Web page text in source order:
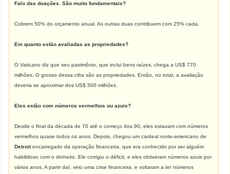
Falo das doações. São muito fundamentais?
Cobrem 50% do orçamento anual. As outras duas contribuem com 25% cada.
Em quanto estão avaliadas as propriedades?
O Vaticano diz que seu patrimônio, que inclui bens raízes, chega a US$ 770
milhões. O grosso dessa cifra são as propriedades. Então, no total, a avaliação
deveria se aproximar dos US$ 500 milhões.
Eles estão com números vermelhos ou azuis?
Desde o final da década de 70 até o começo dos 90, eles estavam com números
vermelhos quase todos os anos. Depois, chegou um cardeal norte-americano de
Detroitencarregado da operação financeira, que era conhecido por ser alguém
habilidoso com o dinheiro. Ele corrigiu o déficit, e eles obtiveram números azuis por
vários anos. A partir daí, veio uma crise financeira, e voltaram a ter números